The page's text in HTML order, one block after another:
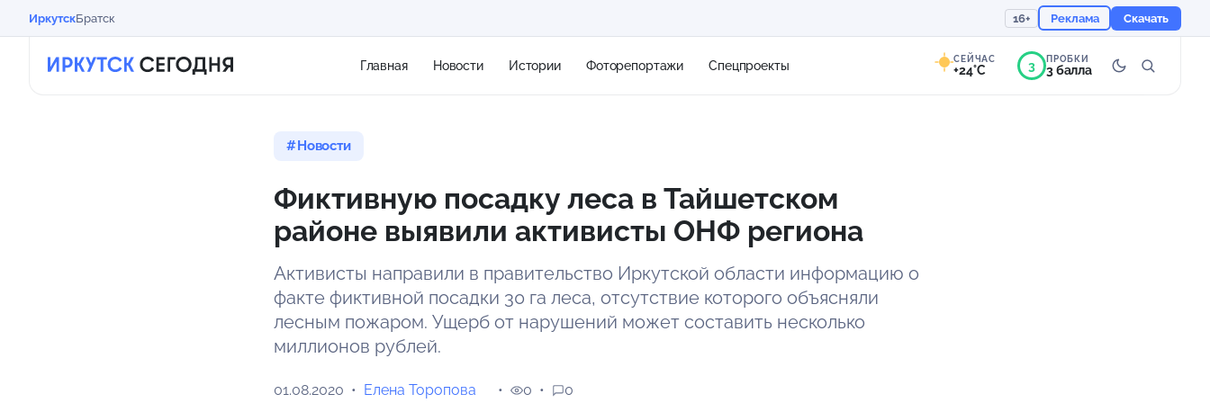
ИркутскБратск 16+ Реклама Скачать
Главная Новости Истории Фоторепортажи Спецпроекты СЕЙЧАС
+24°C
11 м/с 756 мм
3 ПРОБКИ
3 балла
Новости
Фиктивную посадку леса в Тайшетском
районе выявили активисты ОНФ региона
Активисты направили в правительство Иркутской области информацию о
факте фиктивной посадки 30 га леса, отсутствие которого объясняли
лесным пожаром. Ущерб от нарушений может составить несколько
миллионов рублей.
01.08.2020 Елена Торопова 0 0